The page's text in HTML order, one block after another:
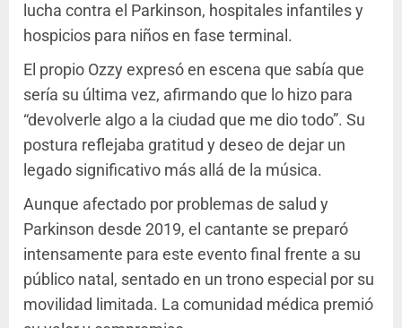
lucha contra el Parkinson, hospitales infantiles y
hospicios para niños en fase terminal.
El propio Ozzy expresó en escena que sabía que
sería su última vez, afirmando que lo hizo para
“devolverle algo a la ciudad que me dio todo”. Su
postura reflejaba gratitud y deseo de dejar un
legado significativo más allá de la música.
Aunque afectado por problemas de salud y
Parkinson desde 2019, el cantante se preparó
intensamente para este evento final frente a su
público natal, sentado en un trono especial por su
movilidad limitada. La comunidad médica premió